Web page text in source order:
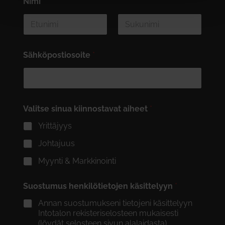
Sähköpostiosoite *
Valitse sinua kiinnostavat aiheet *
Yrittäjyys
Johtajuus
Myynti & Markkinointi
Suostumus henkilötietojen käsittelyyn *
Annan suostumukseni tietojeni käsittelyyn
Intotalon rekisteriselosteen mukaisesti